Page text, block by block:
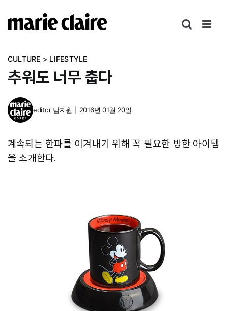
텐
건CULTURE > LIFESTYLE
추워도 너무 춥다
editor 남지원 2016년 01월 20일
계속되는 한파를 이겨내기 위해 꼭 필요한 방한 아이템
을 소개한다.